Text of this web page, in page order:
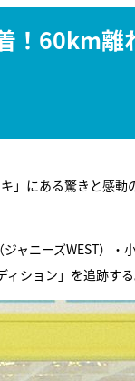
！60km
」にある驚きと感
ニーズWEST）・
ション」を追跡する